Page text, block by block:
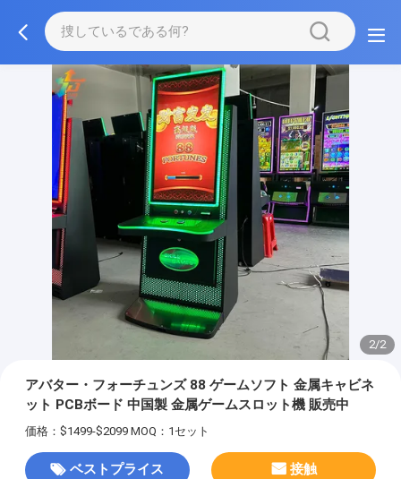
2/2
アバター・フォーチュンズ 88 ゲームソフト 金属キャビネ
ット PCBボード 中国製 金属ゲームスロット機 販売中
価格：$1499-$2099 MOQ：1セット
ベストプライス 接触